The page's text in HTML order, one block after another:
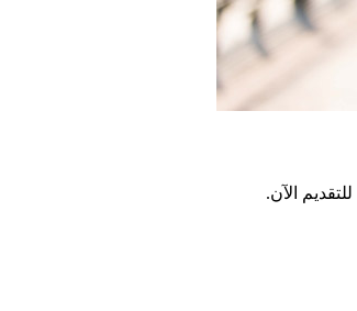
للتقديم الآن.